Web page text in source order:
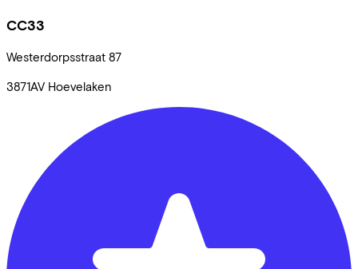
CC33
Westerdorpsstraat 87
3871AV Hoevelaken